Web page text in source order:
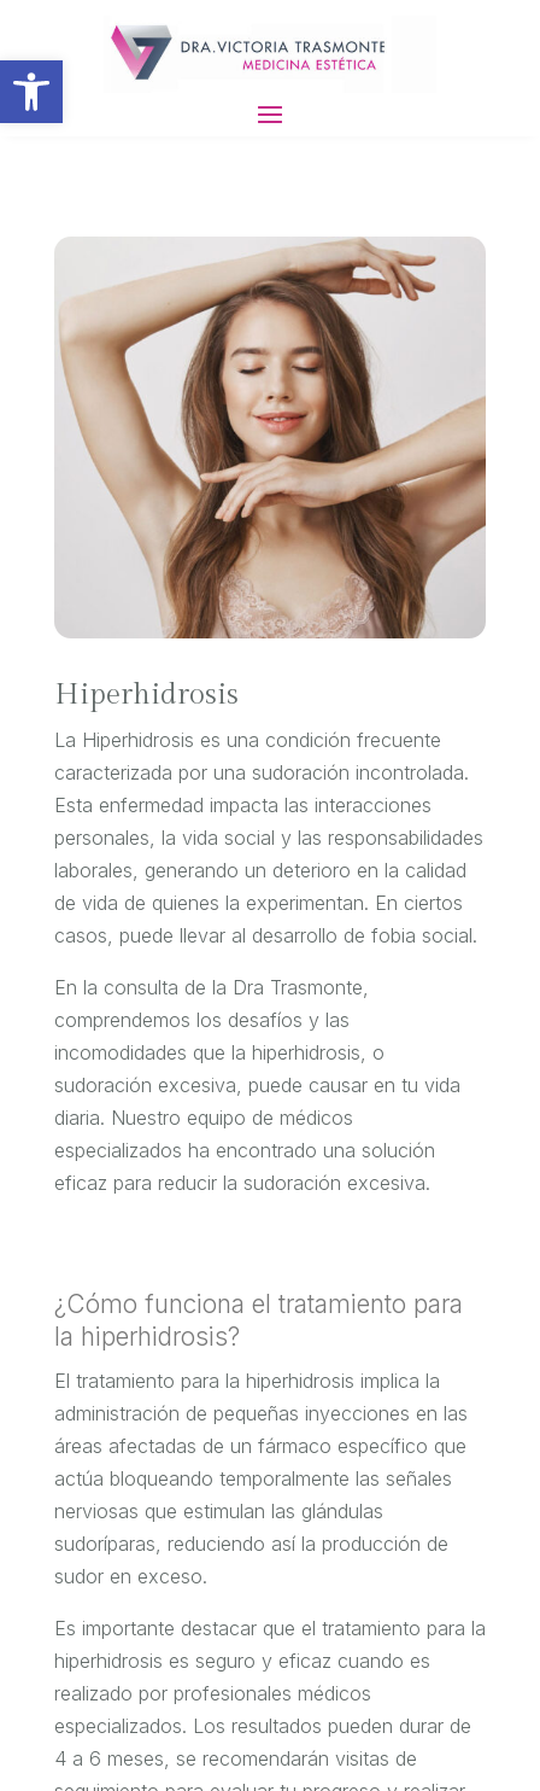
Abrir barra de herramientas
Hiperhidrosis
La Hiperhidrosis es una condición frecuente
caracterizada por una sudoración incontrolada.
Esta enfermedad impacta las interacciones
personales, la vida social y las responsabilidades
laborales, generando un deterioro en la calidad
de vida de quienes la experimentan. En ciertos
casos, puede llevar al desarrollo de fobia social.
En la consulta de la Dra Trasmonte,
comprendemos los desafíos y las
incomodidades que la hiperhidrosis, o
sudoración excesiva, puede causar en tu vida
diaria. Nuestro equipo de médicos
especializados ha encontrado una solución
eficaz para reducir la sudoración excesiva.
¿Cómo funciona el tratamiento para
la hiperhidrosis?
El tratamiento para la hiperhidrosis implica la
administración de pequeñas inyecciones en las
áreas afectadas de un fármaco específico que
actúa bloqueando temporalmente las señales
nerviosas que estimulan las glándulas
sudoríparas, reduciendo así la producción de
sudor en exceso.
Es importante destacar que el tratamiento para la
hiperhidrosis es seguro y eficaz cuando es
realizado por profesionales médicos
especializados. Los resultados pueden durar de
4 a 6 meses, se recomendarán visitas de